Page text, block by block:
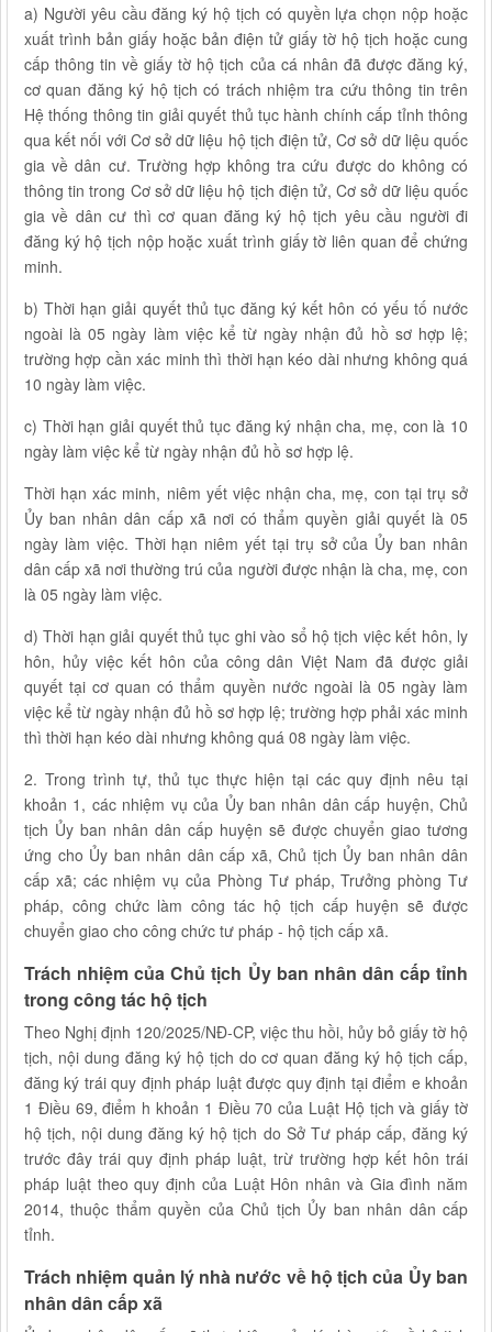
a) Người yêu cầu đăng ký hộ tịch có quyền lựa chọn nộp hoặc
xuất trình bản giấy hoặc bản điện tử giấy tờ hộ tịch hoặc cung
cấp thông tin về giấy tờ hộ tịch của cá nhân đã được đăng ký,
cơ quan đăng ký hộ tịch có trách nhiệm tra cứu thông tin trên
Hệ thống thông tin giải quyết thủ tục hành chính cấp tỉnh thông
qua kết nối với Cơ sở dữ liệu hộ tịch điện tử, Cơ sở dữ liệu quốc
gia về dân cư. Trường hợp không tra cứu được do không có
thông tin trong Cơ sở dữ liệu hộ tịch điện tử, Cơ sở dữ liệu quốc
gia về dân cư thì cơ quan đăng ký hộ tịch yêu cầu người đi
đăng ký hộ tịch nộp hoặc xuất trình giấy tờ liên quan để chứng
minh.
b) Thời hạn giải quyết thủ tục đăng ký kết hôn có yếu tố nước
ngoài là 05 ngày làm việc kể từ ngày nhận đủ hồ sơ hợp lệ;
trường hợp cần xác minh thì thời hạn kéo dài nhưng không quá
10 ngày làm việc.
c) Thời hạn giải quyết thủ tục đăng ký nhận cha, mẹ, con là 10
ngày làm việc kể từ ngày nhận đủ hồ sơ hợp lệ.
Thời hạn xác minh, niêm yết việc nhận cha, mẹ, con tại trụ sở
Ủy ban nhân dân cấp xã nơi có thẩm quyền giải quyết là 05
ngày làm việc. Thời hạn niêm yết tại trụ sở của Ủy ban nhân
dân cấp xã nơi thường trú của người được nhận là cha, mẹ, con
là 05 ngày làm việc.
d) Thời hạn giải quyết thủ tục ghi vào sổ hộ tịch việc kết hôn, ly
hôn, hủy việc kết hôn của công dân Việt Nam đã được giải
quyết tại cơ quan có thẩm quyền nước ngoài là 05 ngày làm
việc kể từ ngày nhận đủ hồ sơ hợp lệ; trường hợp phải xác minh
thì thời hạn kéo dài nhưng không quá 08 ngày làm việc.
2. Trong trình tự, thủ tục thực hiện tại các quy định nêu tại
khoản 1, các nhiệm vụ của Ủy ban nhân dân cấp huyện, Chủ
tịch Ủy ban nhân dân cấp huyện sẽ được chuyển giao tương
ứng cho Ủy ban nhân dân cấp xã, Chủ tịch Ủy ban nhân dân
cấp xã; các nhiệm vụ của Phòng Tư pháp, Trưởng phòng Tư
pháp, công chức làm công tác hộ tịch cấp huyện sẽ được
chuyển giao cho công chức tư pháp - hộ tịch cấp xã.
Trách nhiệm của Chủ tịch Ủy ban nhân dân cấp tỉnh
trong công tác hộ tịch
Theo Nghị định 120/2025/NĐ-CP, việc thu hồi, hủy bỏ giấy tờ hộ
tịch, nội dung đăng ký hộ tịch do cơ quan đăng ký hộ tịch cấp,
đăng ký trái quy định pháp luật được quy định tại điểm e khoản
1 Điều 69, điểm h khoản 1 Điều 70 của Luật Hộ tịch và giấy tờ
hộ tịch, nội dung đăng ký hộ tịch do Sở Tư pháp cấp, đăng ký
trước đây trái quy định pháp luật, trừ trường hợp kết hôn trái
pháp luật theo quy định của Luật Hôn nhân và Gia đình năm
2014, thuộc thẩm quyền của Chủ tịch Ủy ban nhân dân cấp
tỉnh.
Trách nhiệm quản lý nhà nước về hộ tịch của Ủy ban
nhân dân cấp xã